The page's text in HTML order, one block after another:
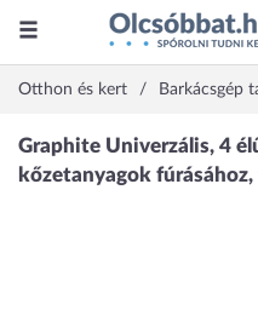
Otthon és kert Barkácsgép